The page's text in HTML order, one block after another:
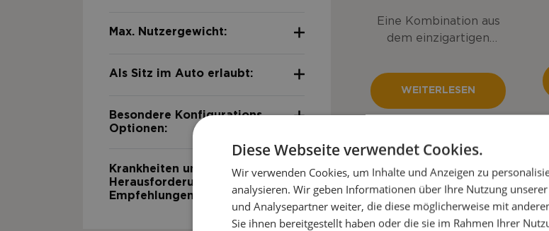
Max. Nutzergewicht:
Als Sitz im Auto erlaubt:
Besondere Konfigurations
Optionen:
Krankheiten und
Herausforderungen -
Empfehlungen:
Eine Kombination aus
dem einzigartigen
Elektrorollstuhls von
TA und der
WEITERLESEN
HINZUFÜGEN
Diese Webseite verwendet Cookies.
Wir verwenden Cookies, um Inhalte und Anzeigen zu
analysieren. Wir geben Informationen über Ihre Nutzung
und Analysepartner weiter, die diese möglicherweise mit
Sie ihnen bereitgestellt haben oder die sie im Rahmen Ihrer